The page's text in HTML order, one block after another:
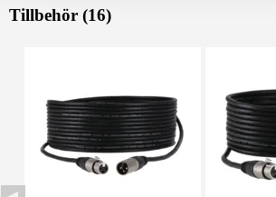
Tillbehör (16)